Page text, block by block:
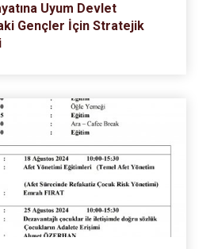
Uyum Devlet
Gençler İçin Stratejik